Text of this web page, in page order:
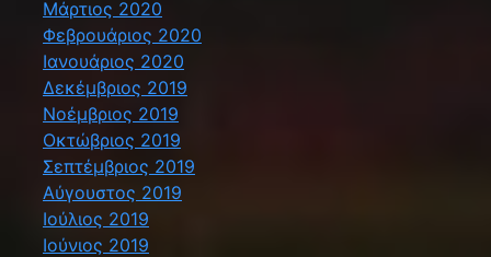
Μάρτιος 2020
Φεβρουάριος 2020
Ιανουάριος 2020
Δεκέμβριος 2019
Νοέμβριος 2019
Οκτώβριος 2019
Σεπτέμβριος 2019
Αύγουστος 2019
Ιούλιος 2019
Ιούνιος 2019